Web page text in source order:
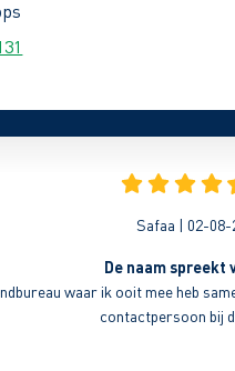
Safaa | 02-08-
De naam spreekt
waar ik ooit mee heb
contactpersoon bij